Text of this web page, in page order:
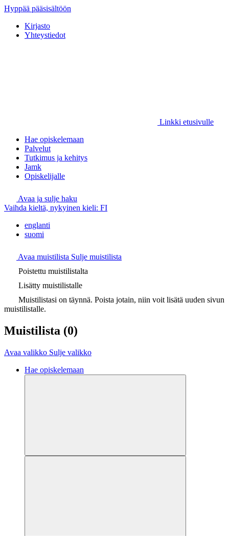
Hyppää pääsisältöön
Kirjasto
Yhteystiedot
Linkki etusivulle
Hae opiskelemaan
Palvelut
Tutkimus ja kehitys
Jamk
Opiskelijalle
Avaa ja sulje haku
Vaihda kieltä, nykyinen kieli: FI
englanti
suomi
Avaa muistilista Sulje muistilista
Poistettu muistilistalta
Lisätty muistilistalle
Muistilistasi on täynnä. Poista jotain, niin voit lisätä uuden sivun
muistilistalle.
Muistilista (0)
Avaa valikko Sulje valikko
Hae opiskelemaan